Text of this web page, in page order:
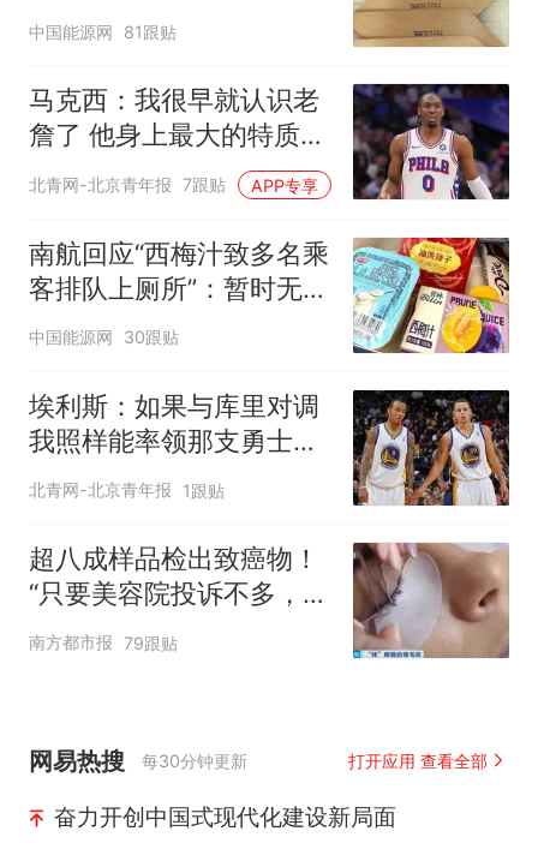
中国能源网 81跟贴
马克西：我很早就认识老
詹了 他身上最大的特质就
是谦逊
北青网-北京青年报 7跟贴 APP专享
南航回应“西梅汁致多名乘
客排队上厕所”：暂时无法
核查是否发放西梅汁
中国能源网 30跟贴
埃利斯：如果与库里对调
我照样能率领那支勇士取
得现在的成就
北青网-北京青年报 1跟贴
超八成样品检出致癌物！
“只要美容院投诉不多，店
家就不会更换产品”
南方都市报 79跟贴
网易热搜 每30分钟更新 打开应用 查看全部
奋力开创中国式现代化建设新局面